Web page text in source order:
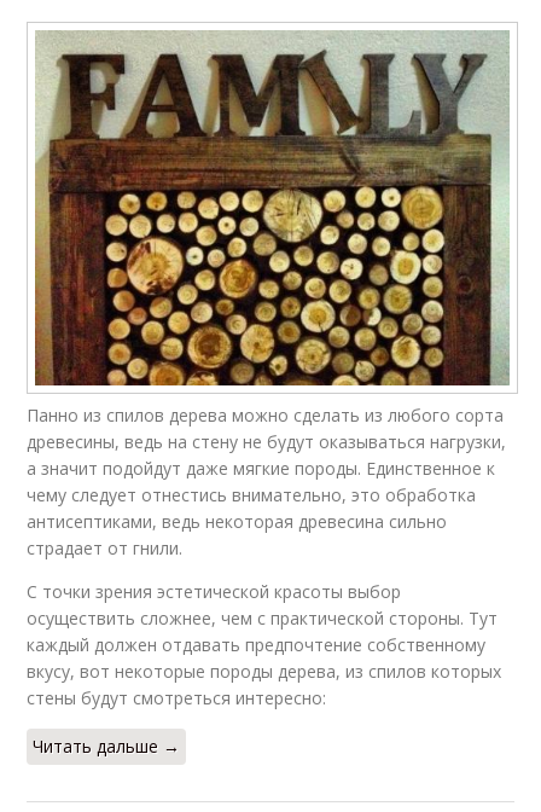
Панно из спилов дерева можно сделать из любого сорта
древесины, ведь на стену не будут оказываться нагрузки,
а значит подойдут даже мягкие породы. Единственное к
чему следует отнестись внимательно, это обработка
антисептиками, ведь некоторая древесина сильно
страдает от гнили.
С точки зрения эстетической красоты выбор
осуществить сложнее, чем с практической стороны. Тут
каждый должен отдавать предпочтение собственному
вкусу, вот некоторые породы дерева, из спилов которых
стены будут смотреться интересно:
Читать дальше →